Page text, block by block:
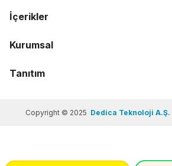
İçerikler
Kurumsal
Tanıtım
Copyright © 2025 Dedica Teknoloji A.Ş.